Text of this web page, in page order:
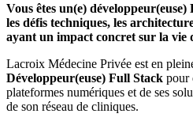
Vous êtes un(e)
les défis techniques, les
ayant un impact concret sur la vie
Lacroix Médecine Privée est en
Développeur(euse) Full Stack pour
plateformes numériques et de ses
de son réseau de cliniques.